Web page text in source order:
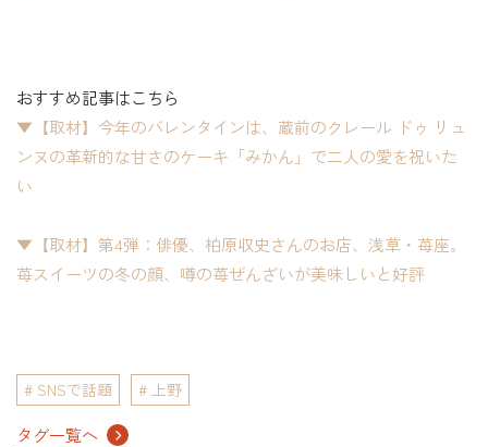
おすすめ記事はこちら
▼【取材】今年のバレンタインは、蔵前のクレール ドゥ リュ
ンヌの革新的な甘さのケーキ「みかん」で二人の愛を祝いた
い
▼【取材】第4弾：俳優、柏原収史さんのお店、浅草・苺座。
苺スイーツの冬の顔、噂の苺ぜんざいが美味しいと好評
SNSで話題 上野
タグ一覧へ